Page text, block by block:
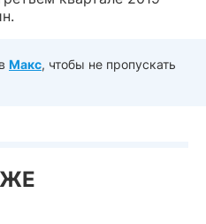
Макс, чтобы не пропускать